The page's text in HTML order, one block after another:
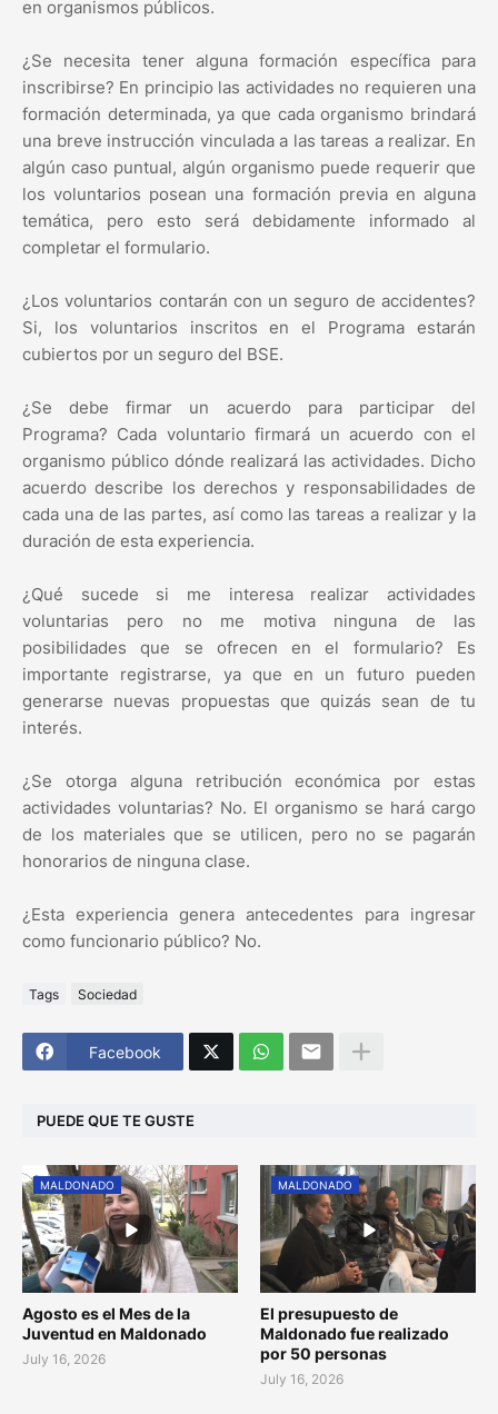
en organismos públicos.
¿Se necesita tener alguna formación específica para
inscribirse? En principio las actividades no requieren una
formación determinada, ya que cada organismo brindará
una breve instrucción vinculada a las tareas a realizar. En
algún caso puntual, algún organismo puede requerir que
los voluntarios posean una formación previa en alguna
temática, pero esto será debidamente informado al
completar el formulario.
¿Los voluntarios contarán con un seguro de accidentes?
Si, los voluntarios inscritos en el Programa estarán
cubiertos por un seguro del BSE.
¿Se debe firmar un acuerdo para participar del
Programa? Cada voluntario firmará un acuerdo con el
organismo público dónde realizará las actividades. Dicho
acuerdo describe los derechos y responsabilidades de
cada una de las partes, así como las tareas a realizar y la
duración de esta experiencia.
¿Qué sucede si me interesa realizar actividades
voluntarias pero no me motiva ninguna de las
posibilidades que se ofrecen en el formulario? Es
importante registrarse, ya que en un futuro pueden
generarse nuevas propuestas que quizás sean de tu
interés.
¿Se otorga alguna retribución económica por estas
actividades voluntarias? No. El organismo se hará cargo
de los materiales que se utilicen, pero no se pagarán
honorarios de ninguna clase.
¿Esta experiencia genera antecedentes para ingresar
como funcionario público? No.
Tags Sociedad
Facebook
PUEDE QUE TE GUSTE
MALDONADO
Agosto es el Mes de la
Juventud en Maldonado
July 16, 2026
MALDONADO
El presupuesto de
Maldonado fue realizado
por 50 personas
July 16, 2026